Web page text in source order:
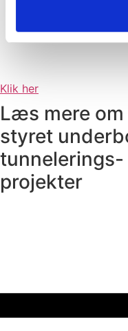
Klik her
Læs mere om
styret
tunnelerings-
projekter